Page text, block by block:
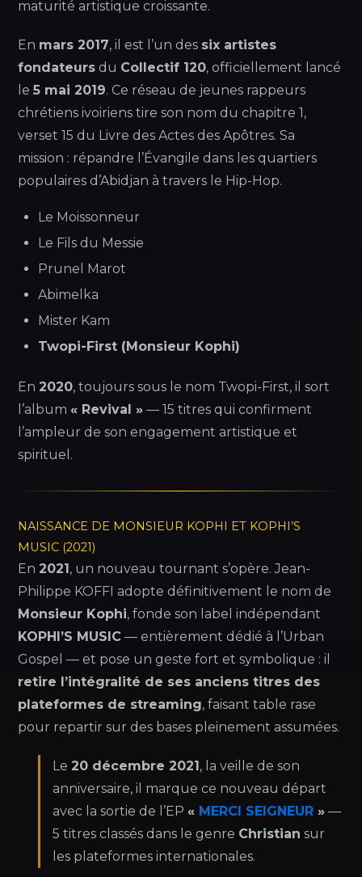
maturité artistique croissante.
En mars 2017, il est l’un des six artistes
fondateurs du Collectif 120, officiellement lancé
le5 mai 2019. Ce réseau de jeunes rappeurs
chrétiens ivoiriens tire son nom du chapitre 1,
verset 15 du Livre des Actes des Apôtres. Sa
mission : répandre l’Évangile dans les quartiers
populaires d’Abidjan à travers le Hip-Hop.
Le Moissonneur
Le Fils du Messie
Prunel Marot
Abimelka
Mister Kam
Twopi-First (Monsieur Kophi)
En 2020, toujours sous le nom Twopi-First, il sort
l’album « Revival » — 15 titres qui confirment
l’ampleur de son engagement artistique et
spirituel.
NAISSANCE DE MONSIEUR KOPHI ET KOPHI’S
MUSIC (2021)
En 2021, un nouveau tournant s’opère. Jean-
Philippe KOFFI adopte définitivement le nom de
Monsieur Kophi, fonde son label indépendant
KOPHI’S MUSIC — entièrement dédié à l’Urban
Gospel — et pose un geste fort et symbolique : il
retire l’intégralité de ses anciens titres des
plateformes de streaming, faisant table rase
pour repartir sur des bases pleinement assumées.
Le 20 décembre 2021, la veille de son
anniversaire, il marque ce nouveau départ
avec la sortie de l’EP « MERCI SEIGNEUR » —
5 titres classés dans le genre Christian sur
les plateformes internationales.